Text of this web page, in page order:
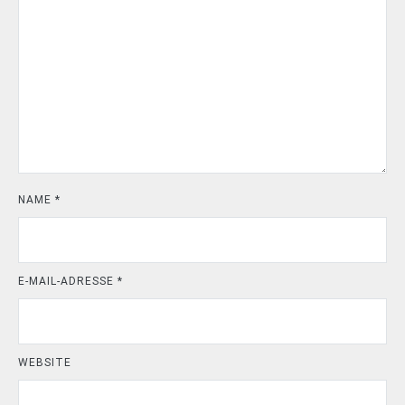
NAME *
E-MAIL-ADRESSE *
WEBSITE